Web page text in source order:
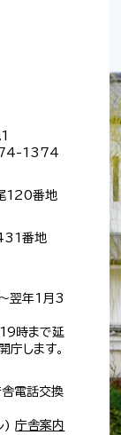
1374
120番地
番地
翌年1月3
時まで延
します。
電話交換
)庁舎案内